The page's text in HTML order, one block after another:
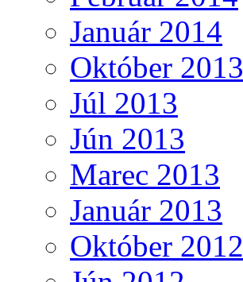
Január 2014
Október 2013
Júl 2013
Jún 2013
Marec 2013
Január 2013
Október 2012